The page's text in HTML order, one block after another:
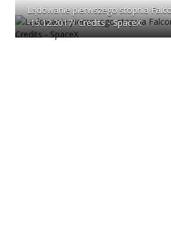
Lądowanie pierwszego stopnia
-15.12.2017/ Credits - SpaceX